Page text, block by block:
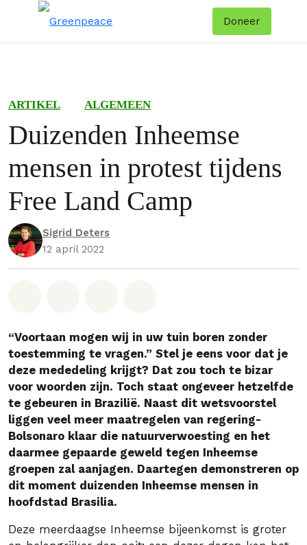
Doneer
ARTIKEL ALGEMEEN
Duizenden Inheemse
mensen in protest tijdens
Free Land Camp
Sigrid Deters
12 april 2022
“Voortaan mogen wij in uw tuin boren zonder
toestemming te vragen.” Stel je eens voor dat je
deze mededeling krijgt? Dat zou toch te bizar
voor woorden zijn. Toch staat ongeveer hetzelfde
te gebeuren in Brazilië. Naast dit wetsvoorstel
liggen veel meer maatregelen van regering-
Bolsonaro klaar die natuurverwoesting en het
daarmee gepaarde geweld tegen Inheemse
groepen zal aanjagen. Daartegen demonstreren op
dit moment duizenden Inheemse mensen in
hoofdstad Brasilia.
Deze meerdaagse Inheemse bijeenkomst is groter